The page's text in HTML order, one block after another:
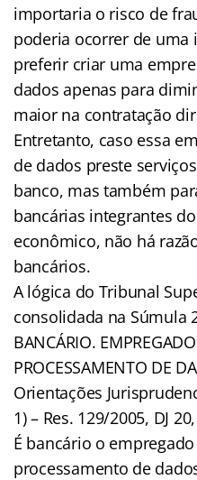
importaria o risco de
poderia ocorrer de uma
preferir criar uma
dados apenas para
maior na contratação
Entretanto, caso essa
de dados preste
banco, mas também
bancárias integrantes
econômico, não há
bancários.
A lógica do Tribunal
consolidada na Súmula
BANCÁRIO.
PROCESSAMENTO DE
Orientações
1) – Res. 129/2005, DJ
É bancário o
processamento de